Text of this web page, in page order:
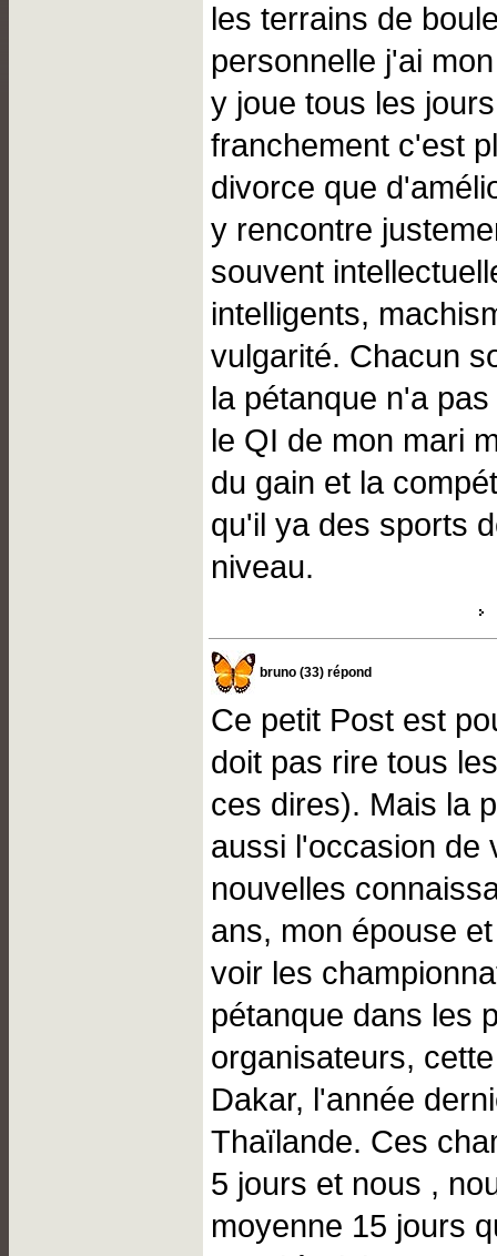
les terrains de
personnelle j'ai
y joue tous les
franchement c'est
divorce que
y rencontre
souvent
intelligents,
vulgarité. Chacun
la pétanque n'a
le QI de mon mari
du gain et la
qu'il ya des sports
niveau.
bruno (33) répond
Ce petit Post est
doit pas rire tous
ces dires). Mais la
aussi l'occasion de
nouvelles
ans, mon épouse
voir les
pétanque dans les
organisateurs,
Dakar, l'année
Thaïlande. Ces
5 jours et nous ,
moyenne 15 jours